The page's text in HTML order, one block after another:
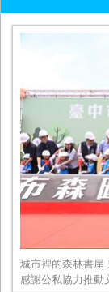
城市裡的森林書屋
感謝公私協力推動